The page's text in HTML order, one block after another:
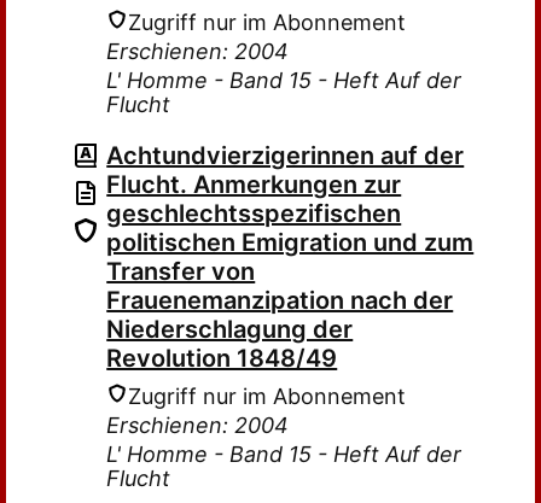
Zugriff nur im Abonnement
Erschienen: 2004
L' Homme - Band 15 - Heft Auf der
Flucht
Achtundvierzigerinnen auf der
Flucht. Anmerkungen zur
geschlechtsspezifischen
politischen Emigration und zum
Transfer von
Frauenemanzipation nach der
Niederschlagung der
Revolution 1848/49
Zugriff nur im Abonnement
Erschienen: 2004
L' Homme - Band 15 - Heft Auf der
Flucht